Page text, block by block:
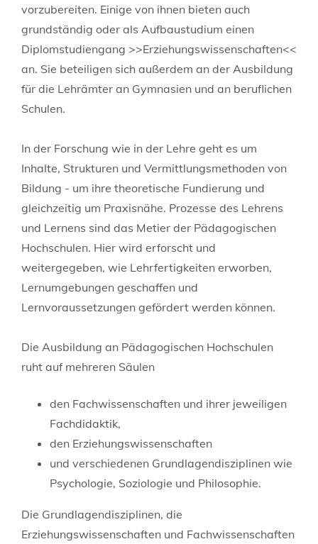
vorzubereiten. Einige von ihnen bieten auch
grundständig oder als Aufbaustudium einen
Diplomstudiengang >>Erziehungswissenschaften<<
an. Sie beteiligen sich außerdem an der Ausbildung
für die Lehrämter an Gymnasien und an beruflichen
Schulen.
In der Forschung wie in der Lehre geht es um
Inhalte, Strukturen und Vermittlungsmethoden von
Bildung - um ihre theoretische Fundierung und
gleichzeitig um Praxisnähe. Prozesse des Lehrens
und Lernens sind das Metier der Pädagogischen
Hochschulen. Hier wird erforscht und
weitergegeben, wie Lehrfertigkeiten erworben,
Lernumgebungen geschaffen und
Lernvoraussetzungen gefördert werden können.
Die Ausbildung an Pädagogischen Hochschulen
ruht auf mehreren Säulen
den Fachwissenschaften und ihrer jeweiligen
Fachdidaktik,
den Erziehungswissenschaften
und verschiedenen Grundlagendisziplinen wie
Psychologie, Soziologie und Philosophie.
Die Grundlagendisziplinen, die
Erziehungswissenschaften und Fachwissenschaften